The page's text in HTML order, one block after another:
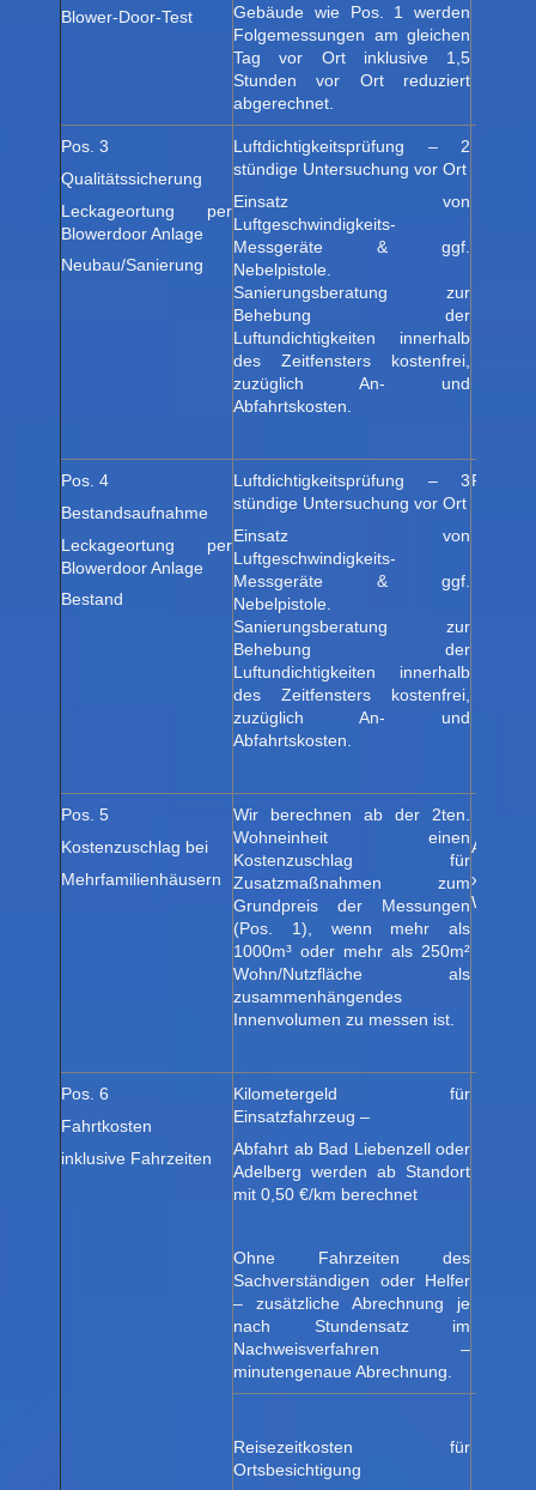
Blower-Door-Test
Gebäude wie Pos. 1 werden
Folgemessungen am gleichen
Tag vor Ort inklusive 1,5
Stunden vor Ort reduziert
abgerechnet.
Pos. 3
Qualitätssicherung
Leckageortung per
Blowerdoor Anlage
Neubau/Sanierung
Luftdichtigkeitsprüfung – 2
stündige Untersuchung vor Ort
Einsatz von
Luftgeschwindigkeits-
Messgeräte & ggf.
Nebelpistole.
Sanierungsberatung zur
Behebung der
Luftundichtigkeiten innerhalb
des Zeitfensters kostenfrei,
zuzüglich An- und
Abfahrtskosten.
Pos. 4
Bestandsaufnahme
Leckageortung per
Blowerdoor Anlage
Bestand
Luftdichtigkeitsprüfung – 3
stündige Untersuchung vor Ort
Einsatz von
Luftgeschwindigkeits-
Messgeräte & ggf.
Nebelpistole.
Sanierungsberatung zur
Behebung der
Luftundichtigkeiten innerhalb
des Zeitfensters kostenfrei,
zuzüglich An- und
Abfahrtskosten.
Pos. 5
Kostenzuschlag bei
Mehrfamilienhäusern
Wir berechnen ab der 2ten.
Wohneinheit einen
Kostenzuschlag für
Zusatzmaßnahmen zum
Grundpreis der Messungen
(Pos. 1), wenn mehr als
1000m³ oder mehr als 250m²
Wohn/Nutzfläche als
zusammenhängendes
Innenvolumen zu messen ist.
x
Pos. 6
Fahrtkosten
inklusive Fahrzeiten
Kilometergeld für
Einsatzfahrzeug –
Abfahrt ab Bad Liebenzell oder
Adelberg werden ab Standort
mit 0,50 €/km berechnet
Ohne Fahrzeiten des
Sachverständigen oder Helfer
– zusätzliche Abrechnung je
nach Stundensatz im
Nachweisverfahren –
minutengenaue Abrechnung.
Reisezeitkosten für
Ortsbesichtigung